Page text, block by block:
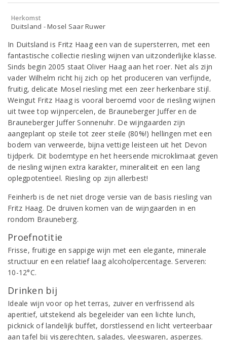
Herkomst
Duitsland - Mosel Saar Ruwer
In Duitsland is Fritz Haag een van de supersterren, met een
fantastische collectie riesling wijnen van uitzonderlijke klasse.
Sinds begin 2005 staat Oliver Haag aan het roer. Net als zijn
vader Wilhelm richt hij zich op het produceren van verfijnde,
fruitig, delicate Mosel riesling met een zeer herkenbare stijl.
Weingut Fritz Haag is vooral beroemd voor de riesling wijnen
uit twee top wijnpercelen, de Brauneberger Juffer en de
Brauneberger Juffer Sonnenuhr. De wijngaarden zijn
aangeplant op steile tot zeer steile (80%!) hellingen met een
bodem van verweerde, bijna vettige leisteen uit het Devon
tijdperk. Dit bodemtype en het heersende microklimaat geven
de riesling wijnen extra karakter, mineraliteit en een lang
oplegpotentieel. Riesling op zijn allerbest!
Feinherb is de net niet droge versie van de basis riesling van
Fritz Haag. De druiven komen van de wijngaarden in en
rondom Brauneberg.
Proefnotitie
Frisse, fruitige en sappige wijn met een elegante, minerale
structuur en een relatief laag alcoholpercentage. Serveren:
10-12°C.
Drinken bij
Ideale wijn voor op het terras, zuiver en verfrissend als
aperitief, uitstekend als begeleider van een lichte lunch,
picknick of landelijk buffet, dorstlessend en licht verteerbaar
aan tafel bij visgerechten, salades, vleeswaren, asperges.